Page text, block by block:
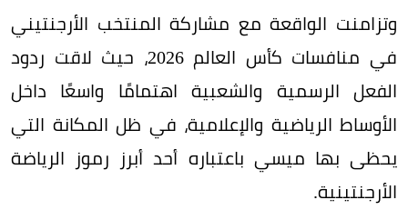
وتزامنت الواقعة مع مشاركة المنتخب الأرجنتيني
في منافسات كأس العالم 2026، حيث لاقت ردود
الفعل الرسمية والشعبية اهتمامًا واسعًا داخل
الأوساط الرياضية والإعلامية، في ظل المكانة التي
يحظى بها ميسي باعتباره أحد أبرز رموز الرياضة
الأرجنتينية.